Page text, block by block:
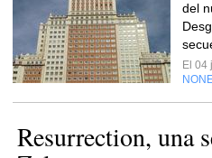
del
El 04
Resurrection, una